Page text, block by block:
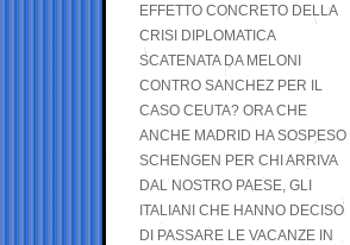
EFFETTO CONCRETO DELLA
CRISI DIPLOMATICA
SCATENATA DA MELONI
CONTRO SANCHEZ PER IL
CASO CEUTA? ORA CHE
ANCHE MADRID HA SOSPESO
SCHENGEN PER CHI ARRIVA
DAL NOSTRO PAESE, GLI
ITALIANI CHE HANNO DECISO
DI PASSARE LE VACANZE IN